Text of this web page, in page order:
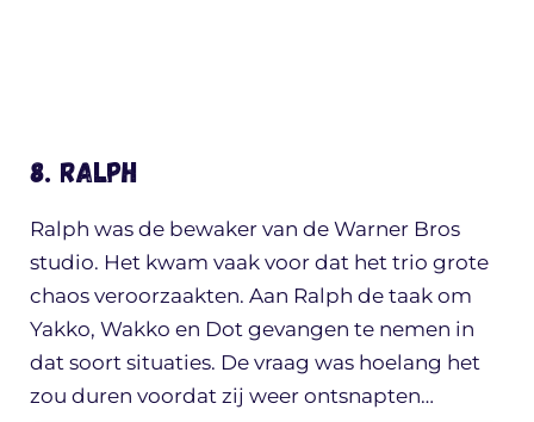
8. Ralph
Ralph was de bewaker van de Warner Bros
studio. Het kwam vaak voor dat het trio grote
chaos veroorzaakten. Aan Ralph de taak om
Yakko, Wakko en Dot gevangen te nemen in
dat soort situaties. De vraag was hoelang het
zou duren voordat zij weer ontsnapten…